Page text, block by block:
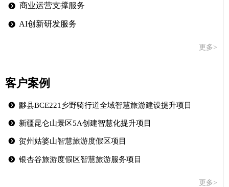
뀹 AI创新研发服务
뀹 商业运营支撑服务
更多>
客户案例
뀹 黟县BCE221乡野骑行道全域智慧旅游建设提升项目
뀹 新疆昆仑山景区5A创建智慧化提升项目
뀹 银杏谷旅游度假区智慧旅游服务项目
뀹 贺州姑婆山智慧旅游度假区项目
更多>